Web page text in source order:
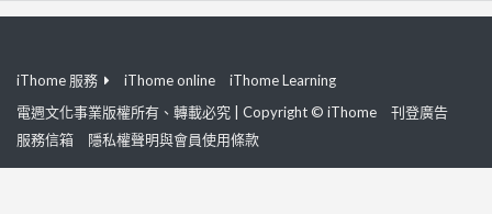
iThome 服務 iThome online
iThome Learning
電週文化事業版權所有、轉載必究 | Copyright © iThome
刊登廣告
服務信箱
隱私權聲明與會員使用條款